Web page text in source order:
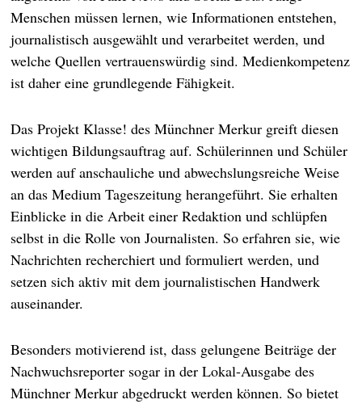
Menschen müssen lernen, wie Informationen entstehen,
journalistisch ausgewählt und verarbeitet werden, und
welche Quellen vertrauenswürdig sind. Medienkompetenz
ist daher eine grundlegende Fähigkeit.
Das Projekt Klasse! des Münchner Merkur greift diesen
wichtigen Bildungsauftrag auf. Schülerinnen und Schüler
werden auf anschauliche und abwechslungsreiche Weise
an das Medium Tageszeitung herangeführt. Sie erhalten
Einblicke in die Arbeit einer Redaktion und schlüpfen
selbst in die Rolle von Journalisten. So erfahren sie, wie
Nachrichten recherchiert und formuliert werden, und
setzen sich aktiv mit dem journalistischen Handwerk
auseinander.
Besonders motivierend ist, dass gelungene Beiträge der
Nachwuchsreporter sogar in der Lokal-Ausgabe des
Münchner Merkur abgedruckt werden können. So bietet